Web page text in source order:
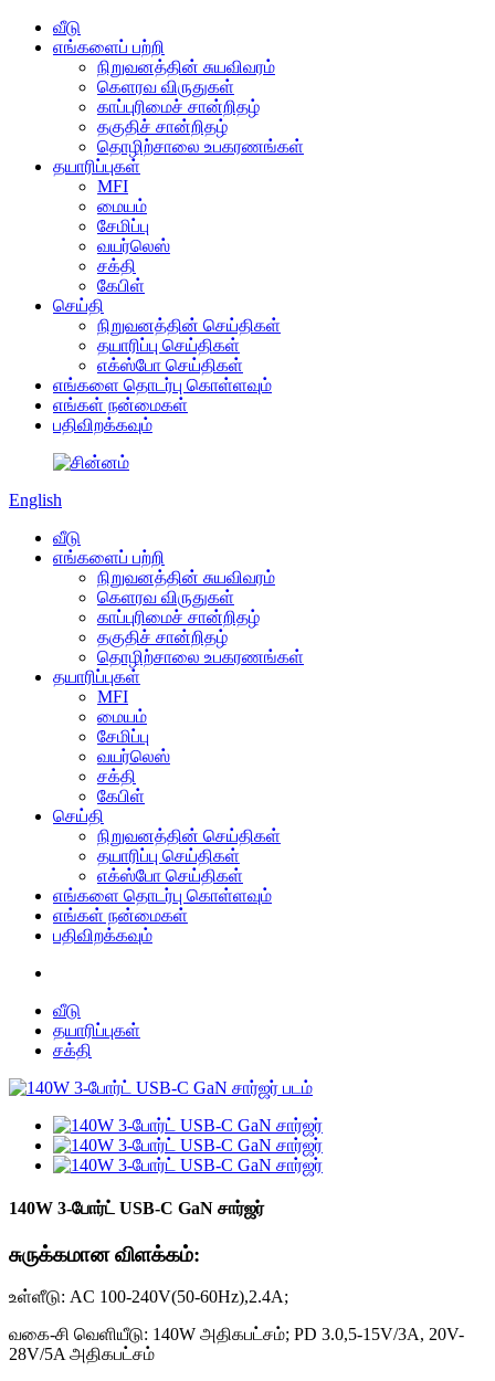
வீடு
எங்களைப் பற்றி
நிறுவனத்தின் சுயவிவரம்
கெளரவ விருதுகள்
காப்புரிமைச் சான்றிதழ்
தகுதிச் சான்றிதழ்
தொழிற்சாலை உபகரணங்கள்
தயாரிப்புகள்
MFI
மையம்
சேமிப்பு
வயர்லெஸ்
சக்தி
கேபிள்
செய்தி
நிறுவனத்தின் செய்திகள்
தயாரிப்பு செய்திகள்
எக்ஸ்போ செய்திகள்
எங்களை தொடர்பு கொள்ளவும்
எங்கள் நன்மைகள்
பதிவிறக்கவும்
English
வீடு
எங்களைப் பற்றி
நிறுவனத்தின் சுயவிவரம்
கெளரவ விருதுகள்
காப்புரிமைச் சான்றிதழ்
தகுதிச் சான்றிதழ்
தொழிற்சாலை உபகரணங்கள்
தயாரிப்புகள்
MFI
மையம்
சேமிப்பு
வயர்லெஸ்
சக்தி
கேபிள்
செய்தி
நிறுவனத்தின் செய்திகள்
தயாரிப்பு செய்திகள்
எக்ஸ்போ செய்திகள்
எங்களை தொடர்பு கொள்ளவும்
எங்கள் நன்மைகள்
பதிவிறக்கவும்
வீடு
தயாரிப்புகள்
சக்தி
140W 3-போர்ட் USB-C GaN சார்ஜர்
சுருக்கமான விளக்கம்:
உள்ளீடு: AC 100-240V(50-60Hz),2.4A;
வகை-சி வெளியீடு: 140W அதிகபட்சம்; PD 3.0,5-15V/3A, 20V-
28V/5A அதிகபட்சம்